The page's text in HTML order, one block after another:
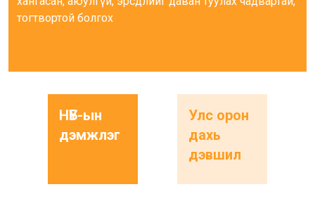
тогтвортой болгох
НҮБ-ын
дэмжлэг
Улс орон
дахь
дэвшил